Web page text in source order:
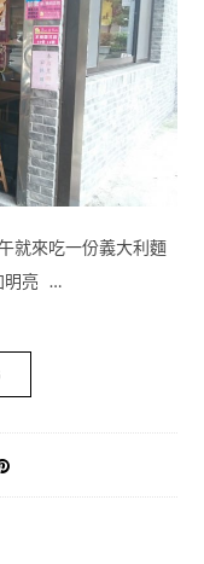
就來吃一份義大利麵
明亮 …